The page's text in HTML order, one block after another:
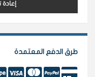
طرق الدفع المعتمدة